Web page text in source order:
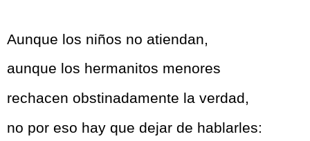
Aunque los niños no atiendan,
aunque los hermanitos menores
rechacen obstinadamente la verdad,
no por eso hay que dejar de hablarles: